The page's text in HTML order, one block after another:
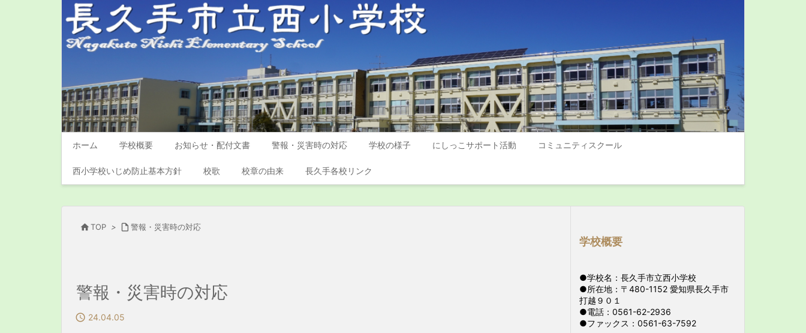
ホーム 学校概要 お知らせ・配付文書 警報・災害時の対応 学校の様子 にしっこサポート活動 コミュニティスクール
西小学校いじめ防止基本方針 校歌 校章の由来 長久手各校リンク
TOP >  警報・災害時の対応
警報・災害時の対応
 24.04.05
学校概要
●学校名：長久手市立西小学校
●所在地：〒480-1152 愛知県長久手市
打越９０１
●電話：0561-62-2936
●ファックス：0561-63-7592